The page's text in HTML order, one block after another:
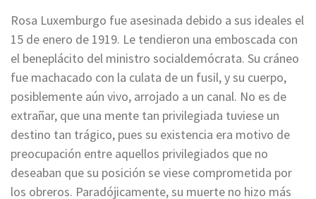
Rosa Luxemburgo fue asesinada debido a sus ideales el
15 de enero de 1919. Le tendieron una emboscada con
el beneplácito del ministro socialdemócrata. Su cráneo
fue machacado con la culata de un fusil, y su cuerpo,
posiblemente aún vivo, arrojado a un canal. No es de
extrañar, que una mente tan privilegiada tuviese un
destino tan trágico, pues su existencia era motivo de
preocupación entre aquellos privilegiados que no
deseaban que su posición se viese comprometida por
los obreros. Paradójicamente, su muerte no hizo más